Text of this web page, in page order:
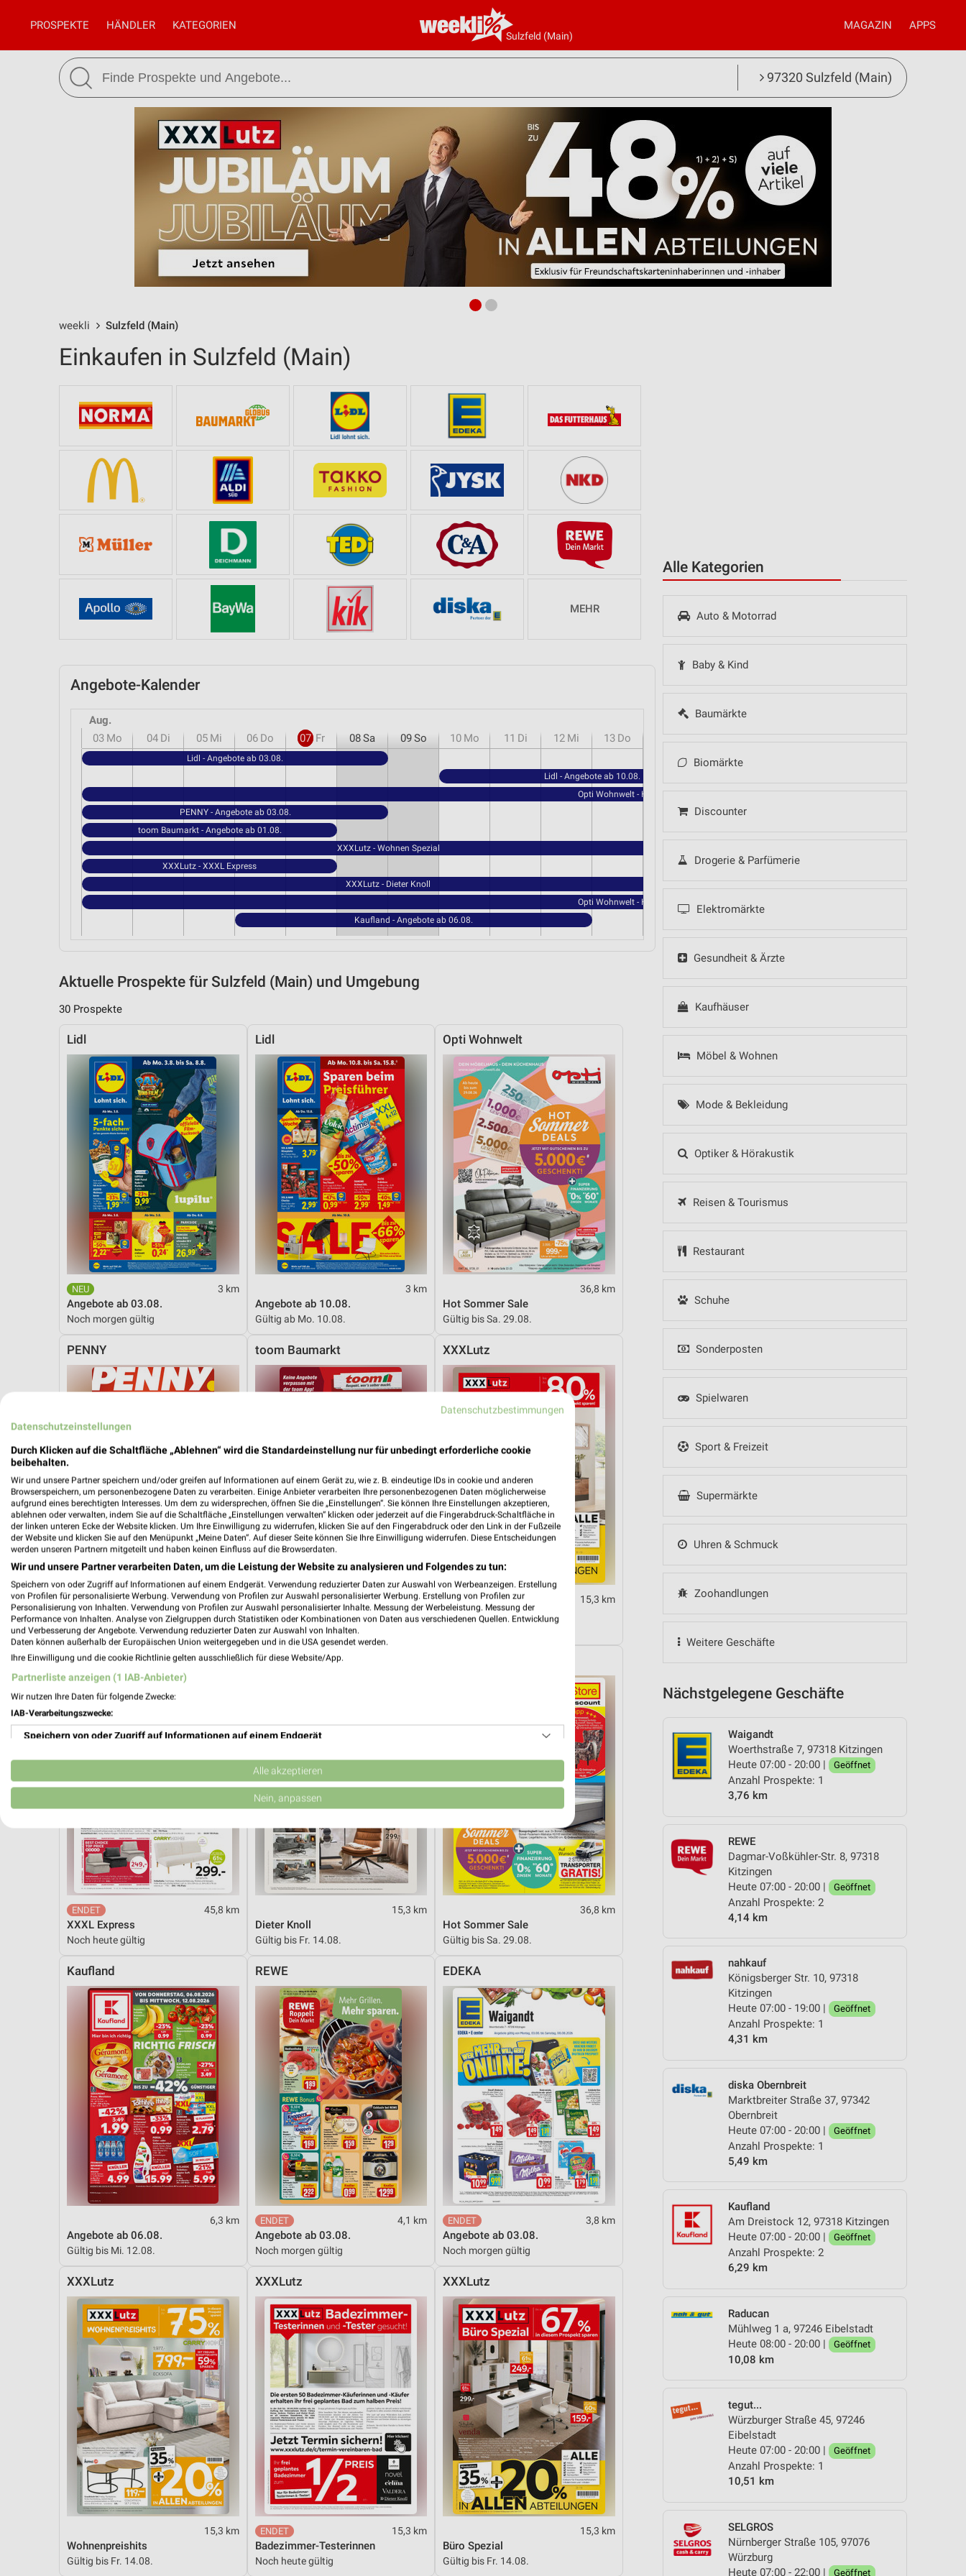
Sulzfeld (Main)
PROSPEKTE HÄNDLER KATEGORIEN MAGAZIN APPS
97320 Sulzfeld (Main)
weekli Sulzfeld (Main)
Alle Kategorien
Auto & Motorrad
Baby & Kind
Baumärkte
Biomärkte
Discounter
Drogerie & Parfümerie
Elektromärkte
Gesundheit & Ärzte
Kaufhäuser
Möbel & Wohnen
Mode & Bekleidung
Optiker & Hörakustik
Reisen & Tourismus
Restaurant
Schuhe
Sonderposten
Spielwaren
Sport & Freizeit
Supermärkte
Uhren & Schmuck
Zoohandlungen
Weitere Geschäfte
Nächstgelegene Geschäfte
Waigandt
Woerthstraße 7, 97318 Kitzingen
Heute 07:00 - 20:00 |
Geöffnet
Anzahl Prospekte: 1
3,76 km
REWE
Dagmar-Voßkühler-Str. 8, 97318
Kitzingen
Heute 07:00 - 20:00 |
Geöffnet
Anzahl Prospekte: 2
4,14 km
nahkauf
Königsberger Str. 10, 97318
Kitzingen
Heute 07:00 - 19:00 |
Geöffnet
Anzahl Prospekte: 1
4,31 km
diska Obernbreit
Marktbreiter Straße 37, 97342
Obernbreit
Heute 07:00 - 20:00 |
Geöffnet
Anzahl Prospekte: 1
5,49 km
Kaufland
Am Dreistock 12, 97318 Kitzingen
Heute 07:00 - 20:00 |
Geöffnet
Anzahl Prospekte: 2
6,29 km
Raducan
Mühlweg 1 a, 97246 Eibelstadt
Heute 08:00 - 20:00 |
Geöffnet
10,08 km
tegut...
Würzburger Straße 45, 97246
Eibelstadt
Heute 07:00 - 20:00 |
Geöffnet
Anzahl Prospekte: 1
10,51 km
SELGROS
Nürnberger Straße 105, 97076
Würzburg
Heute 07:00 - 22:00 |
Geöffnet
Einkaufen in Sulzfeld (Main)
MEHR
Angebote-Kalender
Aug.
03 Mo 04 Di 05 Mi 06 Do 07 Fr 08Sa 09So 10 Mo 11 Di 12 Mi 13 Do
Lidl - Angebote ab 03.08.
Lidl - Angebote ab 10.08.
Opti Wohnwelt - Hot Sommer Sale
PENNY - Angebote ab 03.08.
toom Baumarkt - Angebote ab 01.08.
XXXLutz - Wohnen Spezial
XXXLutz - XXXL Express
XXXLutz - Dieter Knoll
Opti Wohnwelt - Hot Sommer Sale
Kaufland - Angebote ab 06.08.
Aktuelle Prospekte für Sulzfeld (Main) und Umgebung
30 Prospekte
Lidl
3 km
Angebote ab 03.08.
Noch morgen gültig
Lidl
3 km
Angebote ab 10.08.
Gültig ab Mo. 10.08.
Opti Wohnwelt
36,8 km
Hot Sommer Sale
Gültig bis Sa. 29.08.
PENNY
11,8 km
Angebote ab 03.08.
Noch morgen gültig
toom Baumarkt
35,5 km
Angebote ab 01.08.
Noch heute gültig
XXXLutz
15,3 km
Wohnen Spezial
XXXLutz
45,8 km
XXXL Express
Noch heute gültig
XXXLutz
15,3 km
Dieter Knoll
Gültig bis Fr. 14.08.
36,8 km
Hot Sommer Sale
Gültig bis Sa. 29.08.
Kaufland
6,3 km
Angebote ab 06.08.
Gültig bis Mi. 12.08.
REWE
4,1 km
Angebote ab 03.08.
Noch morgen gültig
EDEKA
3,8 km
Angebote ab 03.08.
Noch morgen gültig
XXXLutz
15,3 km
Wohnenpreishits
Gültig bis Fr. 14.08.
XXXLutz
15,3 km
Badezimmer-Testerinnen
Noch heute gültig
XXXLutz
15,3 km
Büro Spezial
Gültig bis Fr. 14.08.
Datenschutzbestimmungen
Datenschutzeinstellungen
Durch Klicken auf die Schaltfläche „Ablehnen“ wird die Standardeinstellung nur für unbedingt erforderliche cookie
beibehalten.
Wir und unsere Partner speichern und/oder greifen auf Informationen auf einem Gerät zu, wie z. B. eindeutige IDs in cookie und anderen
Browserspeichern, um personenbezogene Daten zu verarbeiten. Einige Anbieter verarbeiten Ihre personenbezogenen Daten möglicherweise
aufgrund eines berechtigten Interesses. Um dem zu widersprechen, öffnen Sie die „Einstellungen“. Sie können Ihre Einstellungen akzeptieren,
ablehnen oder verwalten, indem Sie auf die Schaltfläche „Einstellungen verwalten“ klicken oder jederzeit auf die Fingerabdruck-Schaltfläche in
der linken unteren Ecke der Website klicken. Um Ihre Einwilligung zu widerrufen, klicken Sie auf den Fingerabdruck oder den Link in der Fußzeile
der Website und klicken Sie auf den Menüpunkt „Meine Daten“. Auf dieser Seite können Sie Ihre Einwilligung widerrufen. Diese Entscheidungen
werden unseren Partnern mitgeteilt und haben keinen Einfluss auf die Browserdaten.
Wir und unsere Partner verarbeiten Daten, um die Leistung der Website zu analysieren und Folgendes zu tun:
Speichern von oder Zugriff auf Informationen auf einem Endgerät. Verwendung reduzierter Daten zur Auswahl von Werbeanzeigen. Erstellung
von Profilen für personalisierte Werbung. Verwendung von Profilen zur Auswahl personalisierter Werbung. Erstellung von Profilen zur
Personalisierung von Inhalten. Verwendung von Profilen zur Auswahl personalisierter Inhalte. Messung der Werbeleistung. Messung der
Performance von Inhalten. Analyse von Zielgruppen durch Statistiken oder Kombinationen von Daten aus verschiedenen Quellen. Entwicklung
und Verbesserung der Angebote. Verwendung reduzierter Daten zur Auswahl von Inhalten.
Daten können außerhalb der Europäischen Union weitergegeben und in die USA gesendet werden.
Ihre Einwilligung und die cookie Richtlinie gelten ausschließlich für diese Website/App.
Partnerliste anzeigen (1 IAB-Anbieter)
Wir nutzen Ihre Daten für folgende Zwecke:
IAB-Verarbeitungszwecke:
Speichern von oder Zugriff auf Informationen auf einem Endgerät
Verwendung reduzierter Daten zur Auswahl von Werbeanzeigen
Erstellung von Profilen für personalisierte Werbung
Erstellung von Profilen zur Personalisierung von Inhalten
Verwendung von Profilen zur Auswahl personalisierter Inhalte
Messung der Werbeleistung
Messung der Performance von Inhalten
Analyse von Zielgruppen durch Statistiken oder Kombinationen von Daten aus verschiedenen
Entwicklung und Verbesserung der Angebote
Verwendung reduzierter Daten zur Auswahl von Inhalten
Verwendung genauer Standortdaten
Geräte anhand von aktiv angeforderten Informationen identifizieren
Nicht-IAB-Verarbeitungszwecke:
Alle akzeptieren
Nein, anpassen